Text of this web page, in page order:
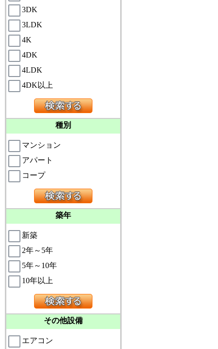
3DK
3LDK
4K
4DK
4LDK
4DK以上
種別
マンション
アパート
コープ
築年
新築
2年～5年
5年～10年
10年以上
その他設備
エアコン